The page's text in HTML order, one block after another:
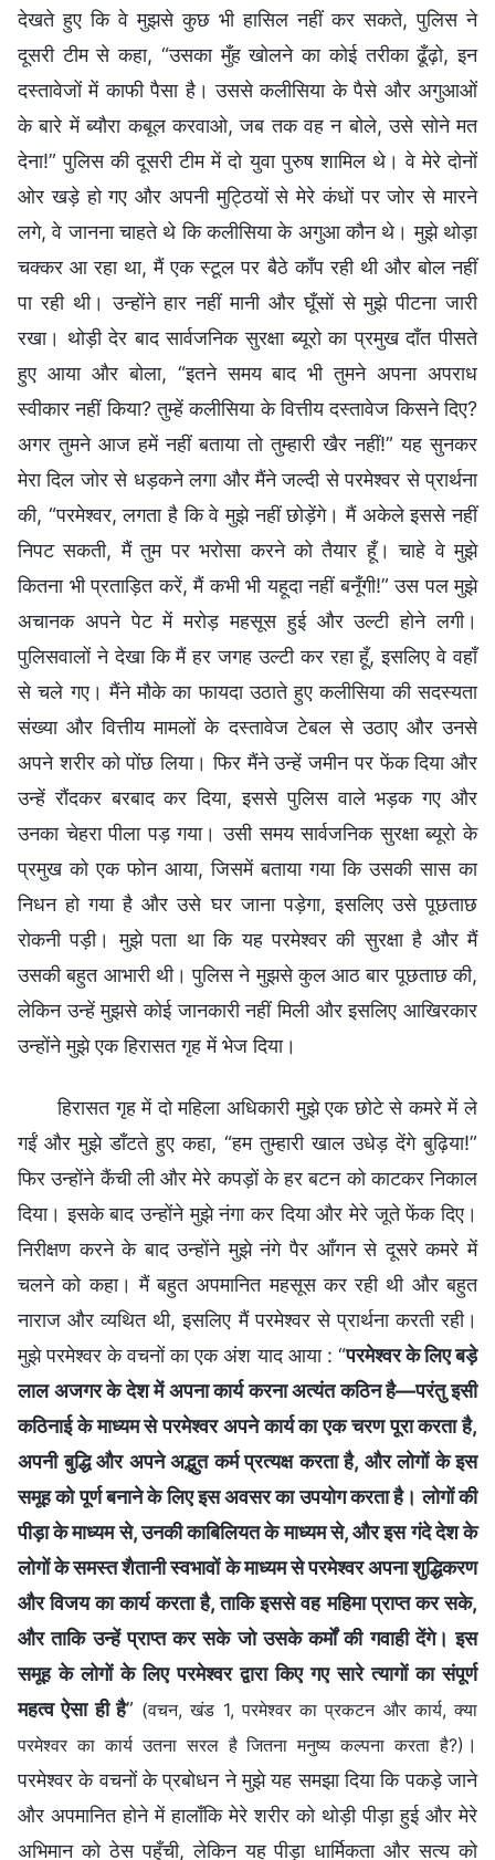
देखते हुए कि वे मुझसे कुछ भी हासिल नहीं कर सकते, पुलिस ने
दूसरी टीम से कहा, “उसका मुँह खोलने का कोई तरीका ढूँढ़ो, इन
दस्तावेजों में काफी पैसा है। उससे कलीसिया के पैसे और अगुआओं
के बारे में ब्यौरा कबूल करवाओ, जब तक वह न बोले, उसे सोने मत
देना!” पुलिस की दूसरी टीम में दो युवा पुरुष शामिल थे। वे मेरे दोनों
ओर खड़े हो गए और अपनी मुट्ठियों से मेरे कंधों पर जोर से मारने
लगे, वे जानना चाहते थे कि कलीसिया के अगुआ कौन थे। मुझे थोड़ा
चक्कर आ रहा था, मैं एक स्टूल पर बैठे काँप रही थी और बोल नहीं
पा रही थी। उन्होंने हार नहीं मानी और घूँसों से मुझे पीटना जारी
रखा। थोड़ी देर बाद सार्वजनिक सुरक्षा ब्यूरो का प्रमुख दाँत पीसते
हुए आया और बोला, “इतने समय बाद भी तुमने अपना अपराध
स्वीकार नहीं किया? तुम्हें कलीसिया के वित्तीय दस्तावेज किसने दिए?
अगर तुमने आज हमें नहीं बताया तो तुम्हारी खैर नहीं!” यह सुनकर
मेरा दिल जोर से धड़कने लगा और मैंने जल्दी से परमेश्वर से प्रार्थना
की, “परमेश्वर, लगता है कि वे मुझे नहीं छोड़ेंगे। मैं अकेले इससे नहीं
निपट सकती, मैं तुम पर भरोसा करने को तैयार हूँ। चाहे वे मुझे
कितना भी प्रताड़ित करें, मैं कभी भी यहूदा नहीं बनूँगी!” उस पल मुझे
अचानक अपने पेट में मरोड़ महसूस हुई और उल्टी होने लगी।
पुलिसवालों ने देखा कि मैं हर जगह उल्टी कर रहा हूँ, इसलिए वे वहाँ
से चले गए। मैंने मौके का फायदा उठाते हुए कलीसिया की सदस्यता
संख्या और वित्तीय मामलों के दस्तावेज टेबल से उठाए और उनसे
अपने शरीर को पोंछ लिया। फिर मैंने उन्हें जमीन पर फेंक दिया और
उन्हें रौंदकर बरबाद कर दिया, इससे पुलिस वाले भड़क गए और
उनका चेहरा पीला पड़ गया। उसी समय सार्वजनिक सुरक्षा ब्यूरो के
प्रमुख को एक फोन आया, जिसमें बताया गया कि उसकी सास का
निधन हो गया है और उसे घर जाना पड़ेगा, इसलिए उसे पूछताछ
रोकनी पड़ी। मुझे पता था कि यह परमेश्वर की सुरक्षा है और मैं
उसकी बहुत आभारी थी। पुलिस ने मुझसे कुल आठ बार पूछताछ की,
लेकिन उन्हें मुझसे कोई जानकारी नहीं मिली और इसलिए आखिरकार
उन्होंने मुझे एक हिरासत गृह में भेज दिया।
हिरासत गृह में दो महिला अधिकारी मुझे एक छोटे से कमरे में ले
गईं और मुझे डाँटते हुए कहा, “हम तुम्हारी खाल उधेड़ देंगे बुढ़िया!”
फिर उन्होंने कैंची ली और मेरे कपड़ों के हर बटन को काटकर निकाल
दिया। इसके बाद उन्होंने मुझे नंगा कर दिया और मेरे जूते फेंक दिए।
निरीक्षण करने के बाद उन्होंने मुझे नंगे पैर आँगन से दूसरे कमरे में
चलने को कहा। मैं बहुत अपमानित महसूस कर रही थी और बहुत
नाराज और व्यथित थी, इसलिए मैं परमेश्वर से प्रार्थना करती रही।
मुझे परमेश्वर के वचनों का एक अंश याद आया : “परमेश्वर के लिए बड़े
लाल अजगर के देश में अपना कार्य करना अत्यंत कठिन है—परंतु इसी
कठिनाई के माध्यम से परमेश्वर अपने कार्य का एक चरण पूरा करता है,
अपनी बुद्धि और अपने अद्भुत कर्म प्रत्यक्ष करता है, और लोगों के इस
समूह को पूर्ण बनाने के लिए इस अवसर का उपयोग करता है। लोगों की
पीड़ा के माध्यम से, उनकी काबिलियत के माध्यम से, और इस गंदे देश के
लोगों के समस्त शैतानी स्वभावों के माध्यम से परमेश्वर अपना शुद्धिकरण
और विजय का कार्य करता है, ताकि इससे वह महिमा प्राप्त कर सके,
और ताकि उन्हें प्राप्त कर सके जो उसके कर्मों की गवाही देंगे। इस
समूह के लोगों के लिए परमेश्वर द्वारा किए गए सारे त्यागों का संपूर्ण
महत्व ऐसा ही है” (वचन, खंड 1, परमेश्वर का प्रकटन और कार्य, क्या
परमेश्वर का कार्य उतना सरल है जितना मनुष्य कल्पना करता है?) ।
परमेश्वर के वचनों के प्रबोधन ने मुझे यह समझा दिया कि पकड़े जाने
और अपमानित होने में हालाँकि मेरे शरीर को थोड़ी पीड़ा हुई और मेरे
अभिमान को ठेस पहुँची, लेकिन यह पीड़ा धार्मिकता और सत्य को